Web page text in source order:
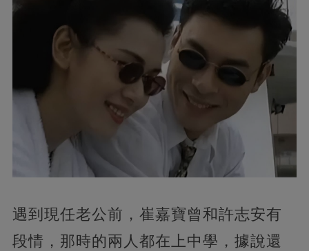
遇到現任老公前，崔嘉寶曾和許志安有
段情，那時的兩人都在上中學，據說還